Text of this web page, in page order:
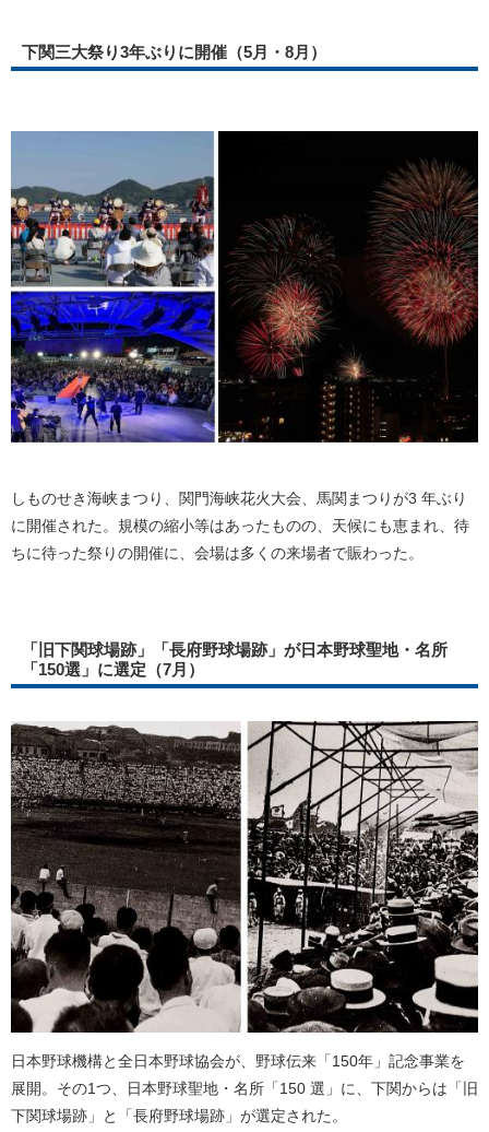
下関三大祭り3年ぶりに開催（5月・8月）
しものせき海峡まつり、関門海峡花火大会、馬関まつりが3 年ぶり
に開催された。規模の縮小等はあったものの、天候にも恵まれ、待
ちに待った祭りの開催に、会場は多くの来場者で賑わった。
「旧下関球場跡」「長府野球場跡」が日本野球聖地・名所
「150選」に選定（7月）
日本野球機構と全日本野球協会が、野球伝来「150年」記念事業を
展開。その1つ、日本野球聖地・名所「150 選」に、下関からは「旧
下関球場跡」と「長府野球場跡」が選定された。